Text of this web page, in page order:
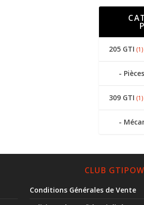
205 GTI (1)
309 GTI (1)
CLUB
Conditions Générales de Vente